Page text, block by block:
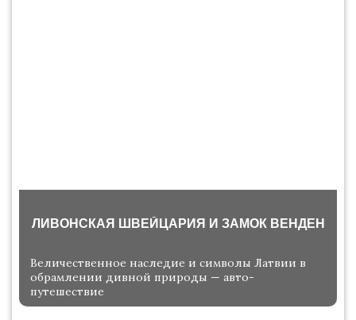
ЛИВОНСКАЯ ШВЕЙЦАРИЯ И ЗАМОК ВЕНДЕН
Величественное наследие и символы Латвии в
обрамлении дивной природы — авто-
путешествие